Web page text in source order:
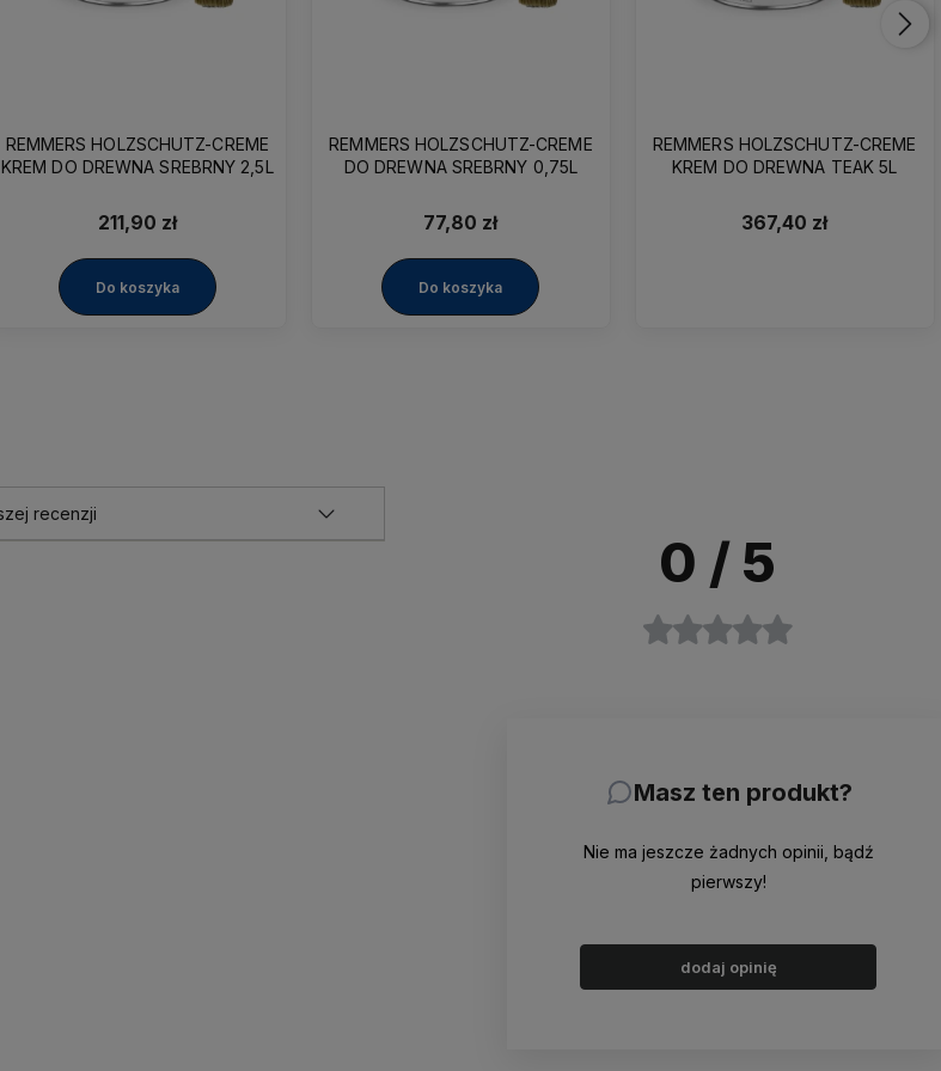
REMMERS HOLZSCHUTZ-CREME
KREM DO DREWNA SREBRNY 2,5L
211,90 zł
Do koszyka
REMMERS HOLZSCHUTZ-CREME
DO DREWNA SREBRNY 0,75L
77,80 zł
Do koszyka
REMMERS HOLZSCHUTZ-CREME
KREM DO DREWNA TEAK 5L
367,40 zł
0 / 5
Masz ten produkt?
Nie ma jeszcze żadnych opinii, bądź
pierwszy!
dodaj opinię